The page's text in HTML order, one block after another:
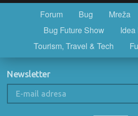
Forum Bug Mreža
Bug Future Show
Idea
Tourism, Travel & Tech
Newsletter